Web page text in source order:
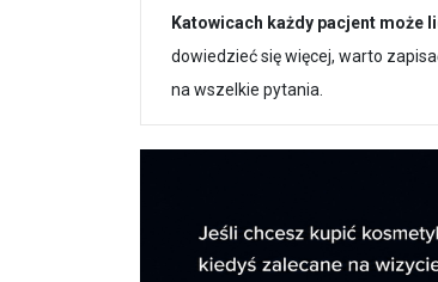
Katowicach każdy pacjent może
dowiedzieć się więcej, warto
na wszelkie pytania.